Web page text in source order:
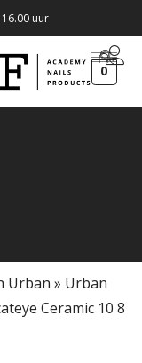
uur
0
Urban » Urban
Ceramic 10 8